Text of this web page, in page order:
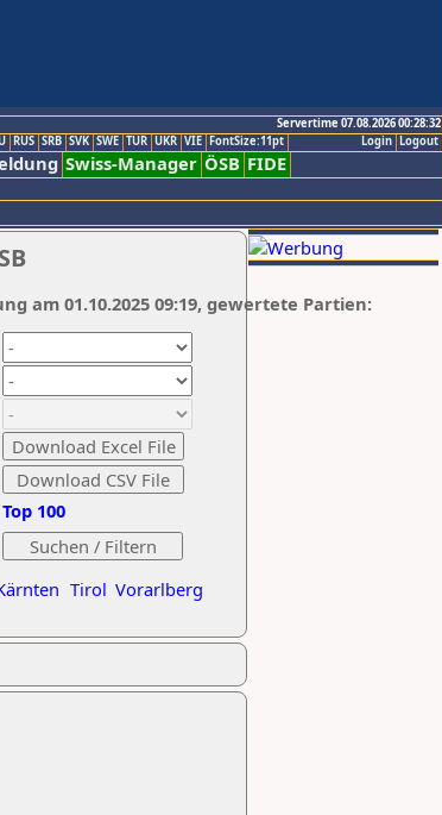
Servertime 07.08.2026 00:28:32
Logout
Login
RUS SRB SVK SWE TUR UKR VIE FontSize:11pt
Swiss-Manager ÖSB FIDE
Tirol Vorarlberg
Top 100
am 01.10.2025 09:19, gewertete Partien: